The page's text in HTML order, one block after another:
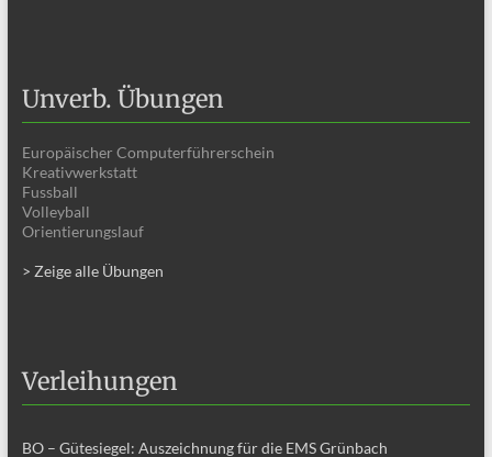
Unverb. Übungen
Europäischer Computerführerschein
Kreativwerkstatt
Fussball
Volleyball
Orientierungslauf
> Zeige alle Übungen
Verleihungen
BO – Gütesiegel: Auszeichnung für die EMS Grünbach